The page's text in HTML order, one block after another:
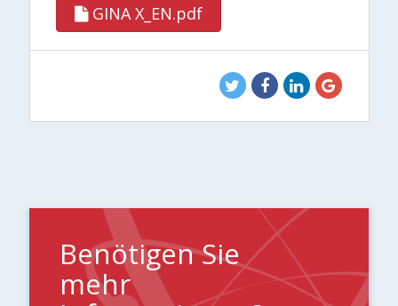
GINA X_EN.pdf
Benötigen Sie
mehr